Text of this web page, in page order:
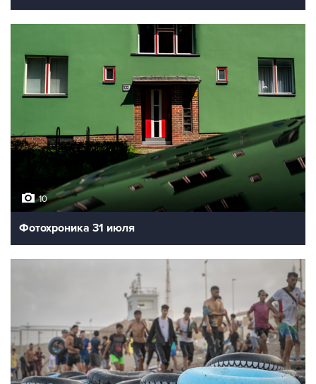
10
Фотохроника 31 июля